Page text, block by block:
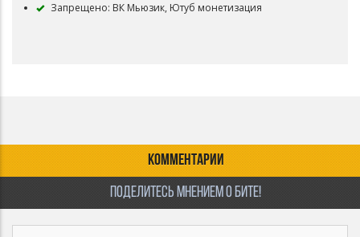
Запрещено: ВК Мьюзик, Ютуб монетизация
КОММЕНТАРИИ
ПОДЕЛИТЕСЬ МНЕНИЕМ О БИТЕ!